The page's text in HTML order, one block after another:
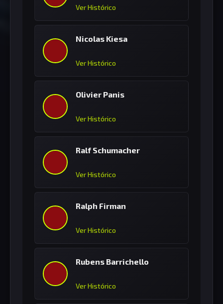
Ver Histórico
Nicolas Kiesa
Ver Histórico
Olivier Panis
Ver Histórico
Ralf Schumacher
Ver Histórico
Ralph Firman
Ver Histórico
Rubens Barrichello
Ver Histórico